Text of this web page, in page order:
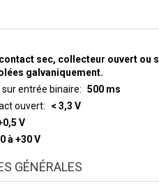
contact sec, collecteur ouvert ou
galvaniquement.
entrée binaire
500 ms
ouvert
< 3,3 V
V
à +30 V
GÉNÉRALES